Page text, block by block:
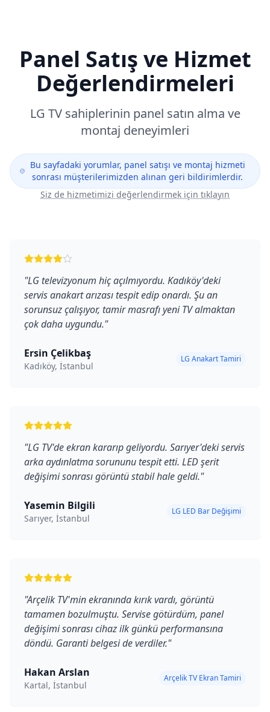
Panel Satış ve Hizmet
Değerlendirmeleri
LG TV sahiplerinin panel satın alma ve
montaj deneyimleri
Bu sayfadaki yorumlar, panel satışı ve montaj hizmeti
sonrası müşterilerimizden alınan geri bildirimlerdir.
Siz de hizmetimizi değerlendirmek için tıklayın
"LG televizyonum hiç açılmıyordu. Kadıköy'deki
servis anakart arızası tespit edip onardı. Şu an
sorunsuz çalışıyor, tamir masrafı yeni TV almaktan
çok daha uygundu."
Ersin Çelikbaş
Kadıköy, İstanbul
LG Anakart Tamiri
"LG TV'de ekran kararıp geliyordu. Sarıyer'deki servis
arka aydınlatma sorununu tespit etti. LED şerit
değişimi sonrası görüntü stabil hale geldi."
Yasemin Bilgili
Sarıyer, İstanbul
LG LED Bar Değişimi
"Arçelik TV'min ekranında kırık vardı, görüntü
tamamen bozulmuştu. Servise götürdüm, panel
değişimi sonrası cihaz ilk günkü performansına
döndü. Garanti belgesi de verdiler."
Hakan Arslan
Kartal, İstanbul
Arçelik TV Ekran Tamiri